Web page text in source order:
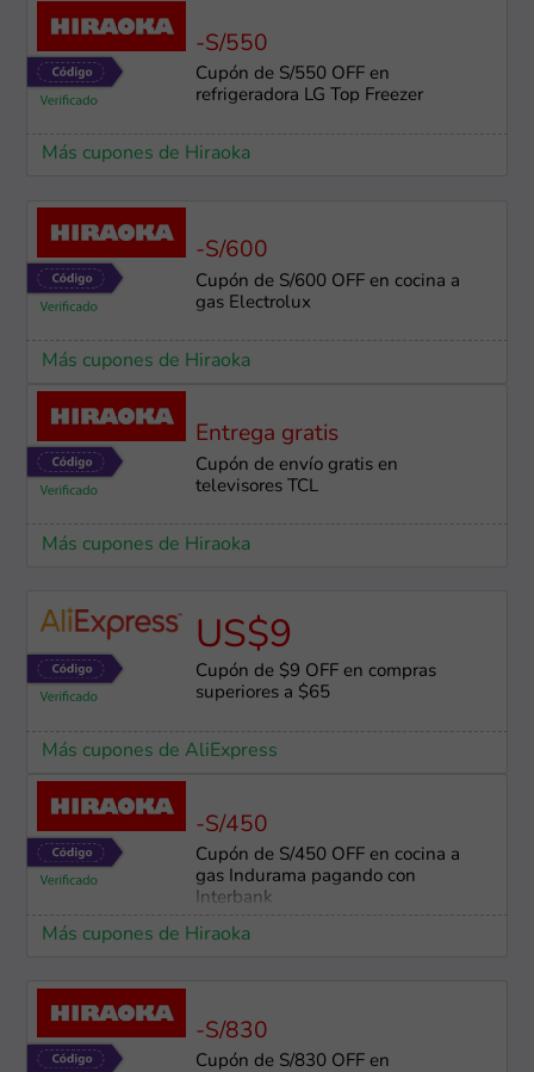
-S/550
Cupón de S/550 OFF en
refrigeradora LG Top Freezer
Más cupones de Hiraoka
-S/600
Cupón de S/600 OFF en cocina a
gas Electrolux
Más cupones de Hiraoka
Entrega gratis
Cupón de envío gratis en
televisores TCL
Más cupones de Hiraoka
US$9
Cupón de $9 OFF en compras
superiores a $65
Más cupones de AliExpress
-S/450
Cupón de S/450 OFF en cocina a
gas Indurama pagando con
Interbank
Más cupones de Hiraoka
-S/830
Cupón de S/830 OFF en